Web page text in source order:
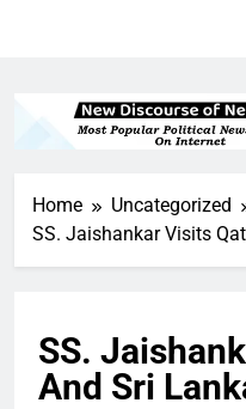
Home
Uncategorized
SS. Jaishankar Visits
SS.
And Sri